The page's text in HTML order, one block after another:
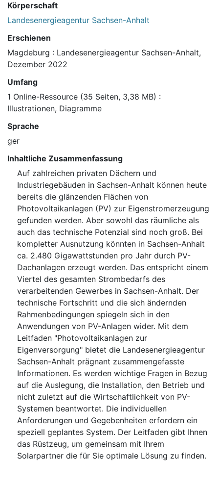
Körperschaft
Landesenergieagentur Sachsen-Anhalt
Erschienen
Magdeburg : Landesenergieagentur Sachsen-Anhalt,
Dezember 2022
Umfang
1 Online-Ressource (35 Seiten, 3,38 MB) :
Illustrationen, Diagramme
Sprache
ger
Inhaltliche Zusammenfassung
Auf zahlreichen privaten Dächern und
Industriegebäuden in Sachsen-Anhalt können heute
bereits die glänzenden Flächen von
Photovoltaikanlagen (PV) zur Eigenstromerzeugung
gefunden werden. Aber sowohl das räumliche als
auch das technische Potenzial sind noch groß. Bei
kompletter Ausnutzung könnten in Sachsen-Anhalt
ca. 2.480 Gigawattstunden pro Jahr durch PV-
Dachanlagen erzeugt werden. Das entspricht einem
Viertel des gesamten Strombedarfs des
verarbeitenden Gewerbes in Sachsen-Anhalt. Der
technische Fortschritt und die sich ändernden
Rahmenbedingungen spiegeln sich in den
Anwendungen von PV-Anlagen wider. Mit dem
Leitfaden "Photovoltaikanlagen zur
Eigenversorgung" bietet die Landesenergieagentur
Sachsen-Anhalt prägnant zusammengefasste
Informationen. Es werden wichtige Fragen in Bezug
auf die Auslegung, die Installation, den Betrieb und
nicht zuletzt auf die Wirtschaftlichkeit von PV-
Systemen beantwortet. Die individuellen
Anforderungen und Gegebenheiten erfordern ein
speziell geplantes System. Der Leitfaden gibt Ihnen
das Rüstzeug, um gemeinsam mit Ihrem
Solarpartner die für Sie optimale Lösung zu finden.